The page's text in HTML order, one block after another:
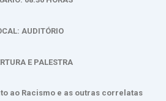
AUDITÓRIO
E PALESTRA
ao Racismo e as outras correlatas